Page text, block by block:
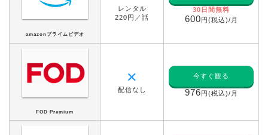
amazonプライムビデオ
レンタル
220円／話
30日間無料
600円(税込)/月
FOD Premium
✕
配信なし
今すぐ観る
976円(税込)/月